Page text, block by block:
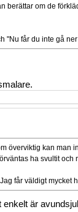
berättar om de
"Nu får du inte gå
överviktig kan man
ha svultit och
får väldigt mycket
är